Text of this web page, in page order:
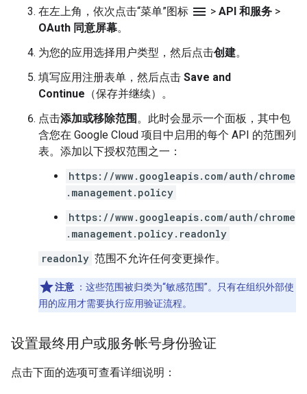
在左上角，依次点击“菜单”图标 menu > API 和服务 >
OAuth 同意屏幕。
为您的应用选择用户类型，然后点击创建。
填写应用注册表单，然后点击 Save and
Continue （保存并继续）。
点击添加或移除范围。此时会显示一个面板，其中包
含您在 Google Cloud 项目中启用的每个 API 的范围列
表。添加以下授权范围之一：
https://www.googleapis.com/auth/chrome
.management.policy
https://www.googleapis.com/auth/chrome
.management.policy.readonly
readonly 范围不允许任何变更操作。
注意 ：这些范围被归类为“敏感范围”。
只有在组织外部使
用的应用才需要执行应用验证流程。
设置最终用户或服务帐号身份验证
点击下面的选项可查看详细说明：